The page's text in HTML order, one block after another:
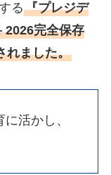
る『プレジデ
2026完全保存
れました。
活かし、